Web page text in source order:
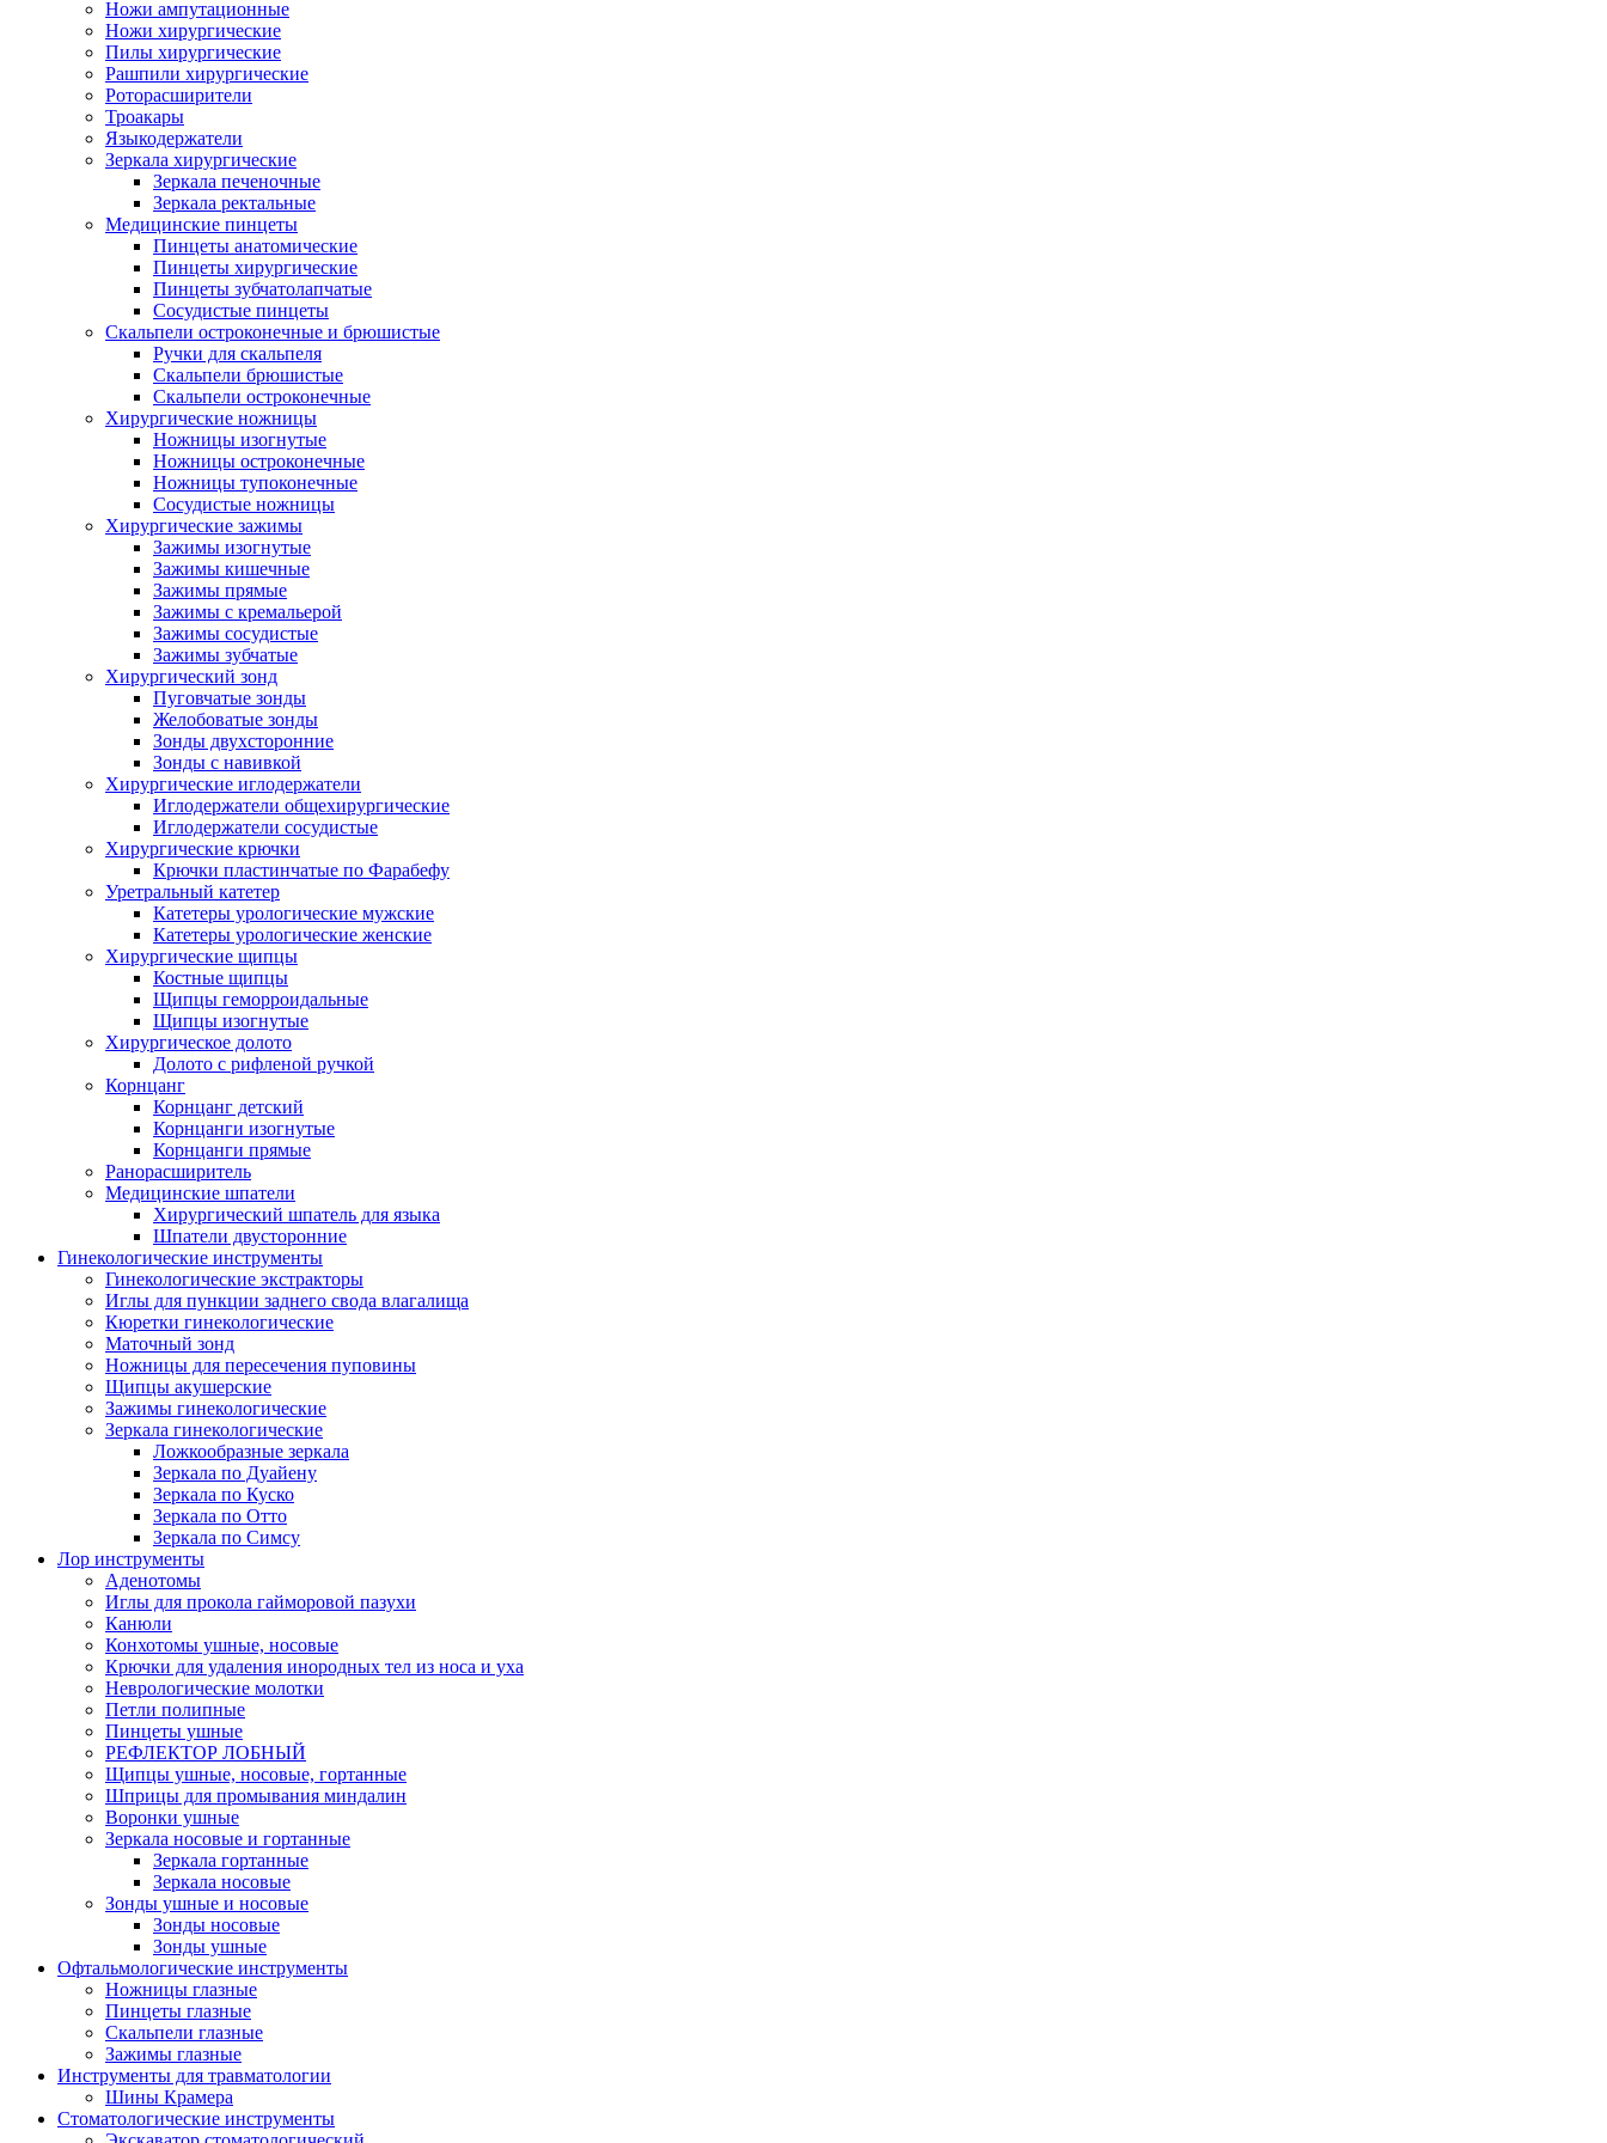
Ножи ампутационные
Ножи хирургические
Пилы хирургические
Рашпили хирургические
Роторасширители
Троакары
Языкодержатели
Зеркала хирургические
Зеркала печеночные
Зеркала ректальные
Медицинские пинцеты
Пинцеты анатомические
Пинцеты хирургические
Пинцеты зубчатолапчатые
Сосудистые пинцеты
Скальпели остроконечные и брюшистые
Ручки для скальпеля
Скальпели брюшистые
Скальпели остроконечные
Хирургические ножницы
Ножницы изогнутые
Ножницы остроконечные
Ножницы тупоконечные
Сосудистые ножницы
Хирургические зажимы
Зажимы изогнутые
Зажимы кишечные
Зажимы прямые
Зажимы с кремальерой
Зажимы сосудистые
Зажимы зубчатые
Хирургический зонд
Пуговчатые зонды
Желобоватые зонды
Зонды двухсторонние
Зонды с навивкой
Хирургические иглодержатели
Иглодержатели общехирургические
Иглодержатели сосудистые
Хирургические крючки
Крючки пластинчатые по Фарабефу
Уретральный катетер
Катетеры урологические мужские
Катетеры урологические женские
Хирургические щипцы
Костные щипцы
Щипцы геморроидальные
Щипцы изогнутые
Хирургическое долото
Долото с рифленой ручкой
Корнцанг
Корнцанг детский
Корнцанги изогнутые
Корнцанги прямые
Ранорасширитель
Медицинские шпатели
Хирургический шпатель для языка
Шпатели двусторонние
Гинекологические инструменты
Гинекологические экстракторы
Иглы для пункции заднего свода влагалища
Кюретки гинекологические
Маточный зонд
Ножницы для пересечения пуповины
Щипцы акушерские
Зажимы гинекологические
Зеркала гинекологические
Ложкообразные зеркала
Зеркала по Дуайену
Зеркала по Куско
Зеркала по Отто
Зеркала по Симсу
Лор инструменты
Аденотомы
Иглы для прокола гайморовой пазухи
Канюли
Конхотомы ушные, носовые
Крючки для удаления инородных тел из носа и уха
Неврологические молотки
Петли полипные
Пинцеты ушные
РЕФЛЕКТОР ЛОБНЫЙ
Щипцы ушные, носовые, гортанные
Шприцы для промывания миндалин
Воронки ушные
Зеркала носовые и гортанные
Зеркала гортанные
Зеркала носовые
Зонды ушные и носовые
Зонды носовые
Зонды ушные
Офтальмологические инструменты
Ножницы глазные
Пинцеты глазные
Скальпели глазные
Зажимы глазные
Инструменты для травматологии
Шины Крамера
Стоматологические инструменты